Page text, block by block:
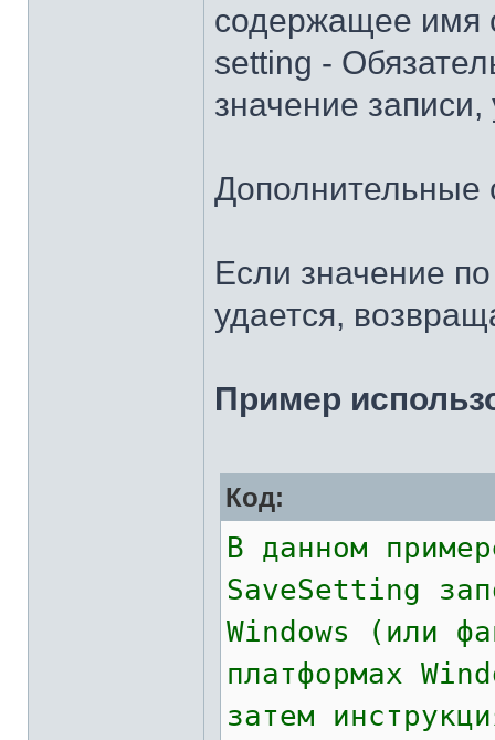
содержащее имя
setting -
значение
Дополнительные
Если значение
удается,
Пример
Код:
В данном
SaveSetting
Windows (или
платформах
затем